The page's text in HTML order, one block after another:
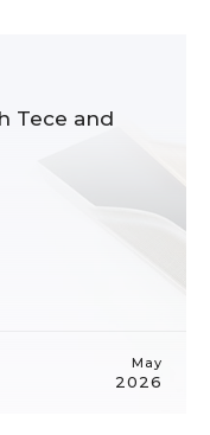
Tece and
May
2026